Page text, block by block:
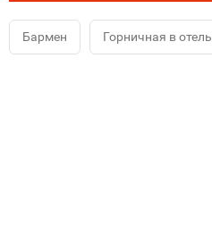
Бармен Горничная в отель